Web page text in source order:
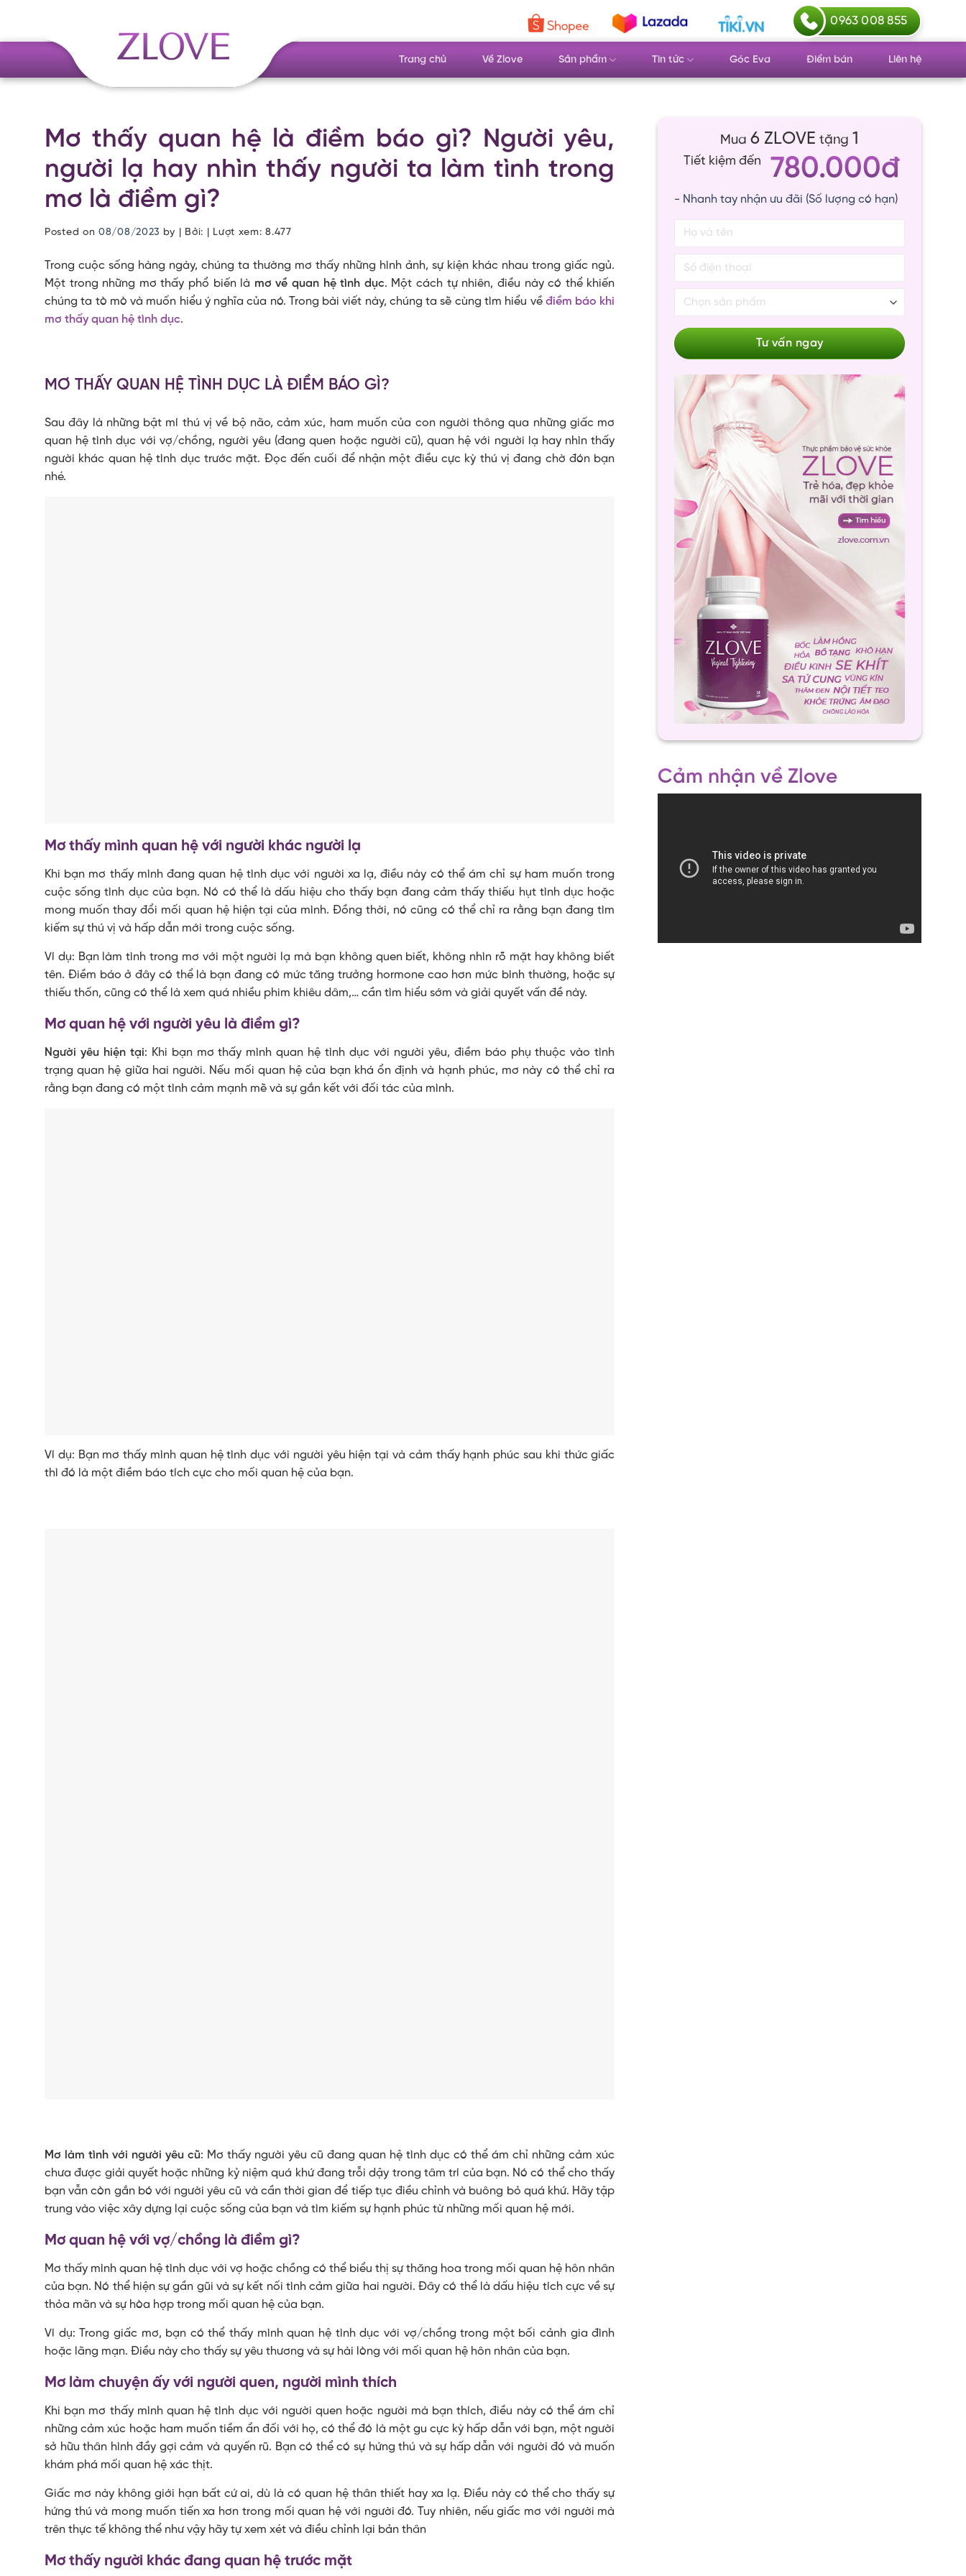
content
0963 008 855
Trang chủ Về Zlove Sản phẩm Tin tức Góc Eva Điểm bán Liên hệ
Mơ thấy quan hệ là điềm báo gì? Người yêu,
người lạ hay nhìn thấy người ta làm tình trong
mơ là điềm gì?
Posted on 08/08/2023 by | Bởi: | Lượt xem:8.477
Trong cuộc sống hàng ngày, chúng ta thường mơ thấy những hình ảnh, sự kiện khác nhau trong giấc ngủ.
Một trong những mơ thấy phổ biến là mơ về quan hệ tình dục. Một cách tự nhiên, điều này có thể khiến
chúng ta tò mò và muốn hiểu ý nghĩa của nó. Trong bài viết này, chúng ta sẽ cùng tìm hiểu về điềm báo khi
mơ thấy quan hệ tình dục.
MƠ THẤY QUAN HỆ TÌNH DỤC LÀ ĐIỀM BÁO GÌ?
Sau đây là những bật mí thú vị về bộ não, cảm xúc, ham muốn của con người thông qua những giấc mơ
quan hệ tình dục với vợ/chồng, người yêu (đang quen hoặc người cũ), quan hệ với người lạ hay nhìn thấy
người khác quan hệ tình dục trước mặt. Đọc đến cuối để nhận một điều cực kỳ thú vị đang chờ đón bạn
nhé.
Mơ thấy mình quan hệ với người khác người lạ
Khi bạn mơ thấy mình đang quan hệ tình dục với người xa lạ, điều này có thể ám chỉ sự ham muốn trong
cuộc sống tình dục của bạn. Nó có thể là dấu hiệu cho thấy bạn đang cảm thấy thiếu hụt tình dục hoặc
mong muốn thay đổi mối quan hệ hiện tại của mình. Đồng thời, nó cũng có thể chỉ ra rằng bạn đang tìm
kiếm sự thú vị và hấp dẫn mới trong cuộc sống.
Ví dụ: Bạn làm tình trong mơ với một người lạ mà bạn không quen biết, không nhìn rõ mặt hay không biết
tên. Điềm báo ở đây có thể là bạn đang có mức tăng trưởng hormone cao hơn mức bình thường, hoặc sự
thiếu thốn, cũng có thể là xem quá nhiều phim khiêu dâm,… cần tìm hiểu sớm và giải quyết vấn đề này.
Mơ quan hệ với người yêu là điềm gì?
Người yêu hiện tại: Khi bạn mơ thấy mình quan hệ tình dục với người yêu, điềm báo phụ thuộc vào tình
trạng quan hệ giữa hai người. Nếu mối quan hệ của bạn khá ổn định và hạnh phúc, mơ này có thể chỉ ra
rằng bạn đang có một tình cảm mạnh mẽ và sự gắn kết với đối tác của mình.
Ví dụ: Bạn mơ thấy mình quan hệ tình dục với người yêu hiện tại và cảm thấy hạnh phúc sau khi thức giấc
thì đó là một điềm báo tích cực cho mối quan hệ của bạn.
Mơ làm tình với người yêu cũ: Mơ thấy người yêu cũ đang quan hệ tình dục có thể ám chỉ những cảm xúc
chưa được giải quyết hoặc những kỷ niệm quá khứ đang trỗi dậy trong tâm trí của bạn. Nó có thể cho thấy
bạn vẫn còn gắn bó với người yêu cũ và cần thời gian để tiếp tục điều chỉnh và buông bỏ quá khứ. Hãy tập
trung vào việc xây dựng lại cuộc sống của bạn và tìm kiếm sự hạnh phúc từ những mối quan hệ mới.
Mơ quan hệ với vợ/chồng là điềm gì?
Mơ thấy mình quan hệ tình dục với vợ hoặc chồng có thể biểu thị sự thăng hoa trong mối quan hệ hôn nhân
của bạn. Nó thể hiện sự gần gũi và sự kết nối tình cảm giữa hai người. Đây có thể là dấu hiệu tích cực về sự
thỏa mãn và sự hòa hợp trong mối quan hệ của bạn.
Ví dụ: Trong giấc mơ, bạn có thể thấy mình quan hệ tình dục với vợ/chồng trong một bối cảnh gia đình
hoặc lãng mạn. Điều này cho thấy sự yêu thương và sự hài lòng với mối quan hệ hôn nhân của bạn.
Mơ làm chuyện ấy với người quen, người mình thích
Khi bạn mơ thấy mình quan hệ tình dục với người quen hoặc người mà bạn thích, điều này có thể ám chỉ
những cảm xúc hoặc ham muốn tiềm ẩn đối với họ, có thể đó là một gu cực kỳ hấp dẫn với bạn, một người
sở hữu thân hình đầy gợi cảm và quyến rũ. Bạn có thể có sự hứng thú và sự hấp dẫn với người đó và muốn
khám phá mối quan hệ xác thịt.
Giấc mơ này không giới hạn bất cứ ai, dù là có quan hệ thân thiết hay xa lạ. Điều này có thể cho thấy sự
hứng thú và mong muốn tiến xa hơn trong mối quan hệ với người đó. Tuy nhiên, nếu giấc mơ với người mà
trên thực tế không thể như vậy hãy tự xem xét và điều chỉnh lại bản thân
Mơ thấy người khác đang quan hệ trước mặt
Mua6 ZLOVE tặng 1
Tiết kiệm đến 780.000đ
- Nhanh tay nhận ưu đãi (Số lượng có hạn)
Cảm nhận về Zlove